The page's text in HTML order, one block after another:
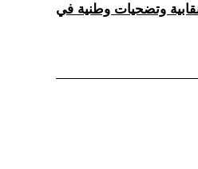
وتضحيات وطنية في